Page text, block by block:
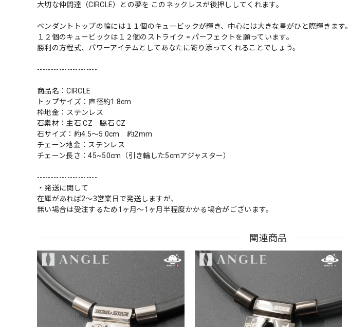
大切な仲間達（CIRCLE）との夢を このネックレスが後押ししてくれます。
ペンダントトップの輪には１１個のキュービックが輝き、中心には大きな星がひと際輝きます。
１２個のキュービックは１２個のストライク = パーフェクトを願っています。
勝利の方程式、パワーアイテムとしてあなたに寄り添ってくれることでしょう。
----------------------
商品名：CIRCLE
トップサイズ：直径約1.8cm
枠地金：ステンレス
石素材：主石 CZ 脇石 CZ
石サイズ：約4.5〜5.0cm 約2mm
チェーン地金：ステンレス
チェーン長さ：45~50cm（引き輪した5cmアジャスター）
----------------------
・発送に関して
在庫があれば2〜3営業日で発送しますが、
無い場合は受注するため1ヶ月〜1ヶ月半程度かかる場合がございます。
関連商品